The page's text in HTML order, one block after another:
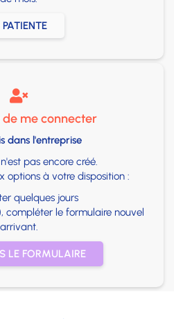
PATIENTE

de me connecter
dans l'entreprise
pas encore créé.
options à votre disposition :
quelques jours
compléter le formulaire nouvel
arrivant.
LE FORMULAIRE